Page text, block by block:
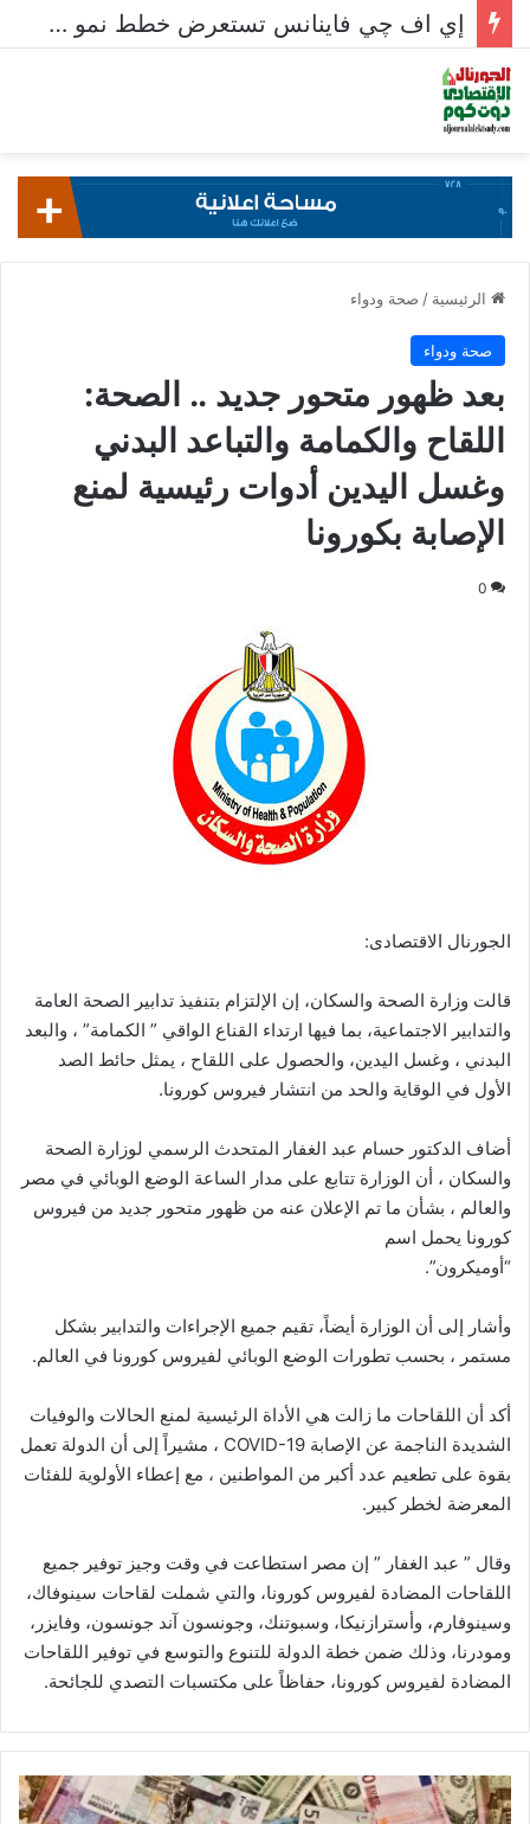
إي اف چي فاينانس تستعرض خطط نمو «بلد» لتعزيز حضورها في سوق تحويلات المصريين بالخارج
الرئيسية / صحة ودواء
صحة ودواء
بعد ظهور متحور جديد .. الصحة:
اللقاح والكمامة والتباعد البدني
وغسل اليدين أدوات رئيسية لمنع
الإصابة بكورونا
0
الجورنال الاقتصادى:
قالت وزارة الصحة والسكان، إن الإلتزام بتنفيذ تدابير الصحة العامة
والتدابير الاجتماعية، بما فيها ارتداء القناع الواقي ” الكمامة” ، والبعد
البدني ، وغسل اليدين، والحصول على اللقاح ، يمثل حائط الصد
الأول في الوقاية والحد من انتشار فيروس كورونا.
أضاف الدكتور حسام عبد الغفار المتحدث الرسمي لوزارة الصحة
والسكان ، أن الوزارة تتابع على مدار الساعة الوضع الوبائي في مصر
والعالم ، بشأن ما تم الإعلان عنه من ظهور متحور جديد من فيروس
كورونا يحمل اسم
“أوميكرون”.
وأشار إلى أن الوزارة أيضاً، تقيم جميع الإجراءات والتدابير بشكل
مستمر ، بحسب تطورات الوضع الوبائي لفيروس كورونا في العالم.
أكد أن اللقاحات ما زالت هي الأداة الرئيسية لمنع الحالات والوفيات
الشديدة الناجمة عن الإصابة COVID-19 ، مشيراً إلى أن الدولة تعمل
بقوة على تطعيم عدد أكبر من المواطنين ، مع إعطاء الأولوية للفئات
المعرضة لخطر كبير.
وقال ” عبد الغفار ” إن مصر استطاعت في وقت وجيز توفير جميع
اللقاحات المضادة لفيروس كورونا، والتي شملت لقاحات سينوفاك،
وسينوفارم، وأسترازنيكا، وسبوتنك، وجونسون آند جونسون، وفايزر،
ومودرنا، وذلك ضمن خطة الدولة للتنوع والتوسع في توفير اللقاحات
المضادة لفيروس كورونا، حفاظاً على مكتسبات التصدي للجائحة.
أسعار
العملات